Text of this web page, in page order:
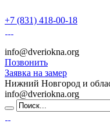
+7 (831) 418-00-18
info@dveriokna.org
Позвонить
Заявка на замер
Нижний Новгород и
info@dveriokna.org